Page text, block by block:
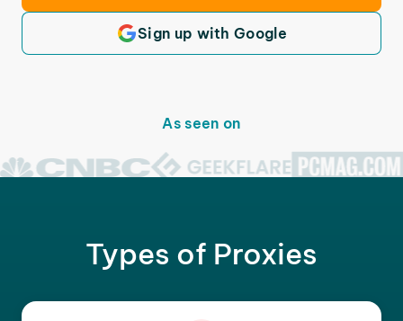
Sign up with Google
As seen on
Types of Proxies